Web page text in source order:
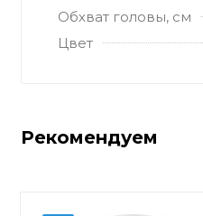
Обхват головы, см
Цвет
Рекомендуем